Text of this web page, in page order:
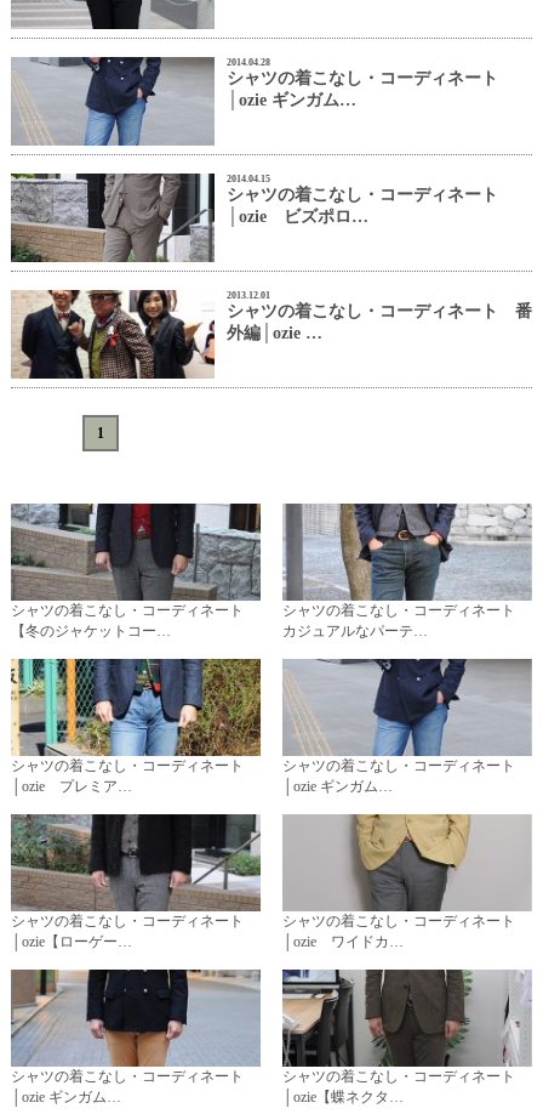
2014.04.28
シャツの着こなし・コーディネート
│ozie ギンガム…
2014.04.15
シャツの着こなし・コーディネート
│ozie ビズポロ…
2013.12.01
シャツの着こなし・コーディネート 番
外編│ozie …
1
シャツの着こなし・コーディネート
【冬のジャケットコー…
シャツの着こなし・コーディネート
カジュアルなパーテ…
シャツの着こなし・コーディネート
│ozie プレミア…
シャツの着こなし・コーディネート
│ozie ギンガム…
シャツの着こなし・コーディネート
│ozie【ローゲー…
シャツの着こなし・コーディネート
│ozie ワイドカ…
シャツの着こなし・コーディネート
│ozie ギンガム…
シャツの着こなし・コーディネート
│ozie【蝶ネクタ…